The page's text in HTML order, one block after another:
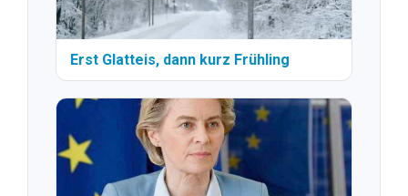
Erst Glatteis, dann kurz Frühling